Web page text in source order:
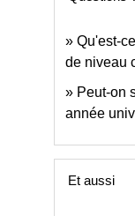
Qu'est-
de niveau
Peut-on
année
Et aussi